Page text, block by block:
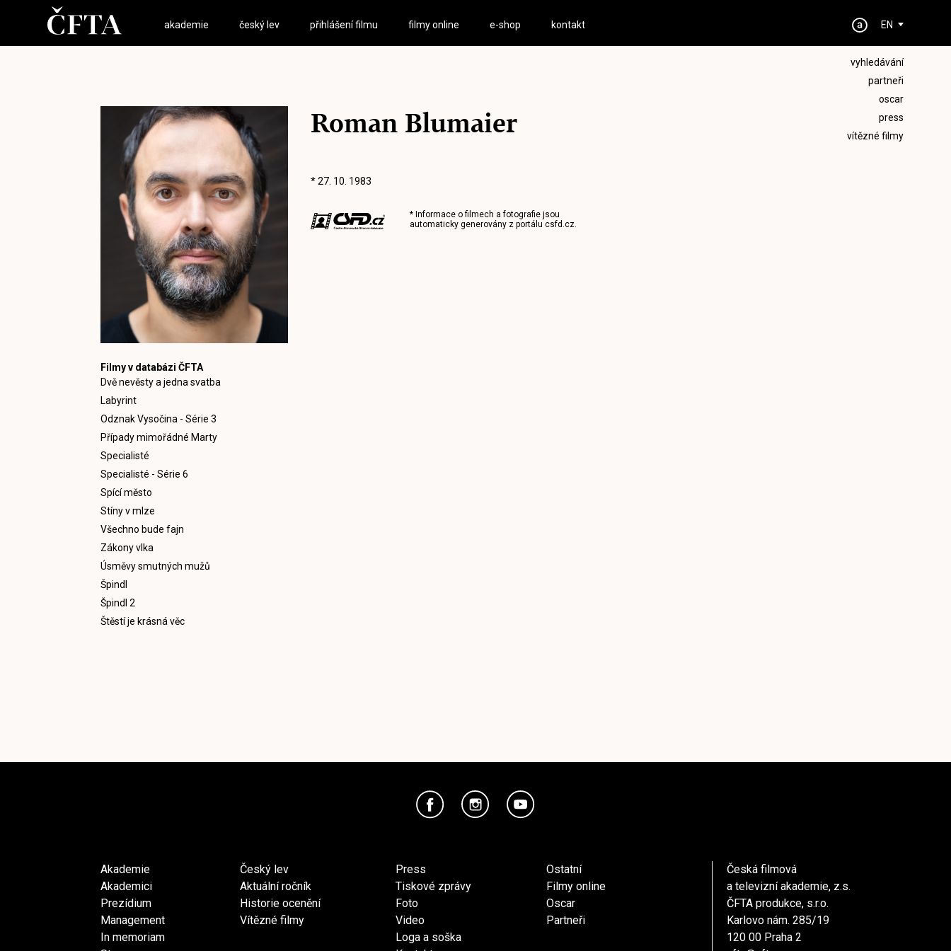
akademie český lev přihlášení filmu filmy online e-shop kontakt EN
vyhledávání
partneři
oscar
press
vítězné filmy
Filmy v databázi ČFTA
Dvě nevěsty a jedna svatba
Labyrint
Odznak Vysočina - Série 3
Případy mimořádné Marty
Specialisté
Specialisté - Série 6
Spící město
Stíny v mlze
Všechno bude fajn
Zákony vlka
Úsměvy smutných mužů
Špindl
Špindl 2
Štěstí je krásná věc
Roman Blumaier
* 27. 10. 1983
* Informace o filmech a fotografie jsou
automaticky generovány z portálu csfd.cz.
Akademie
Akademici
Prezídium
Management
In memoriam
Český lev
Aktuální ročník
Historie ocenění
Vítězné filmy
Press
Tiskové zprávy
Foto
Video
Loga a soška
Ostatní
Filmy online
Oscar
Partneři
Česká filmová
a televizní akademie, z.s.
ČFTA produkce, s.r.o.
Karlovo nám. 285/19
120 00 Praha 2